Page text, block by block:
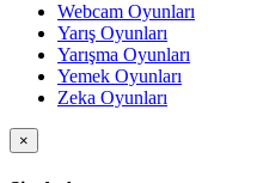
Webcam Oyunları
Yarış Oyunları
Yarışma Oyunları
Yemek Oyunları
Zeka Oyunları
×